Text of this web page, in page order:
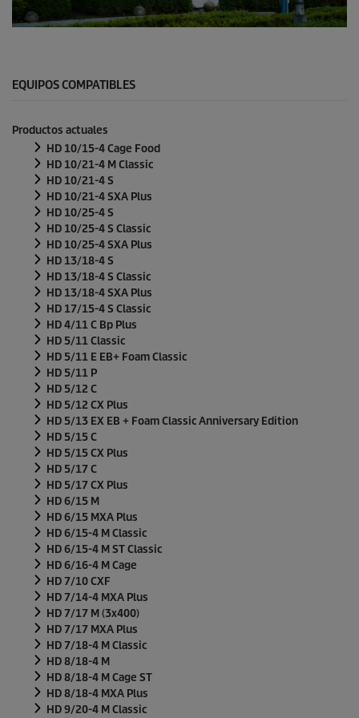
e
u
s
u
o
s
EQUIPOS COMPATIBLES
Productos actuales
HD 10/15-4 Cage Food
HD 10/21-4 M Classic
HD 10/21-4 S
HD 10/21-4 SXA Plus
HD 10/25-4 S
HD 10/25-4 S Classic
HD 10/25-4 SXA Plus
HD 13/18-4 S
HD 13/18-4 S Classic
HD 13/18-4 SXA Plus
HD 17/15-4 S Classic
HD 4/11 C Bp Plus
HD 5/11 Classic
HD 5/11 E EB+ Foam Classic
HD 5/11 P
HD 5/12 C
HD 5/12 CX Plus
HD 5/13 EX EB + Foam Classic Anniversary Edition
HD 5/15 C
HD 5/15 CX Plus
HD 5/17 C
HD 5/17 CX Plus
HD 6/15 M
HD 6/15 MXA Plus
HD 6/15-4 M Classic
HD 6/15-4 M ST Classic
HD 6/16-4 M Cage
HD 7/10 CXF
HD 7/14-4 MXA Plus
HD 7/17 M (3x400)
HD 7/17 MXA Plus
HD 7/18-4 M Classic
HD 8/18-4 M
HD 8/18-4 M Cage ST
HD 8/18-4 MXA Plus
HD 9/20-4 M Classic